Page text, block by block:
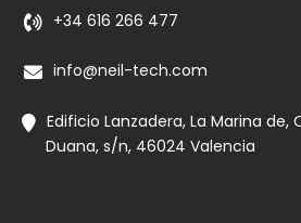
+34 616 266 477
info@neil-tech.com
Edificio Lanzadera, La Marina de,
Duana, s/n, 46024 Valencia